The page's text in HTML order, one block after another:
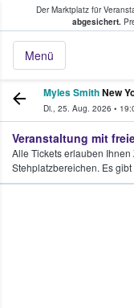
Der Marktplatz für
abgesichert.
Menü
Tickets
Myles SmithNew
Di., 25. Aug. 2026 •
Veranstaltung mit
Alle Tickets erlauben
Stehplatzbereichen. Es